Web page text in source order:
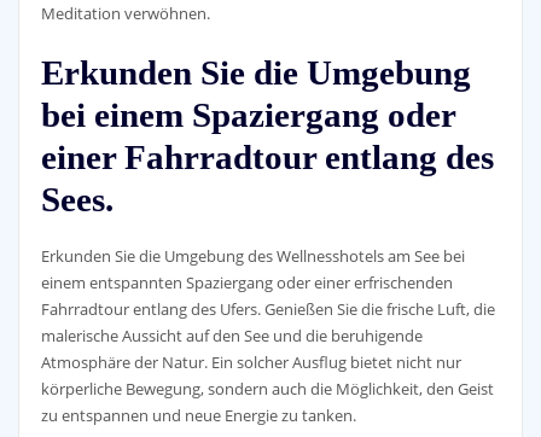
Meditation verwöhnen.
Erkunden Sie die Umgebung
bei einem Spaziergang oder
einer Fahrradtour entlang des
Sees.
Erkunden Sie die Umgebung des Wellnesshotels am See bei
einem entspannten Spaziergang oder einer erfrischenden
Fahrradtour entlang des Ufers. Genießen Sie die frische Luft, die
malerische Aussicht auf den See und die beruhigende
Atmosphäre der Natur. Ein solcher Ausflug bietet nicht nur
körperliche Bewegung, sondern auch die Möglichkeit, den Geist
zu entspannen und neue Energie zu tanken.